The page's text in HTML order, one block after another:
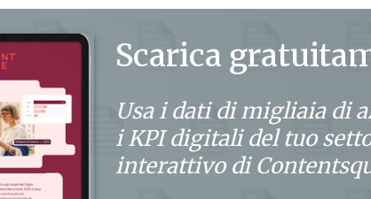
Scarica
Usa i dati di migliaia di
i KPI digitali del tuo
interattivo di